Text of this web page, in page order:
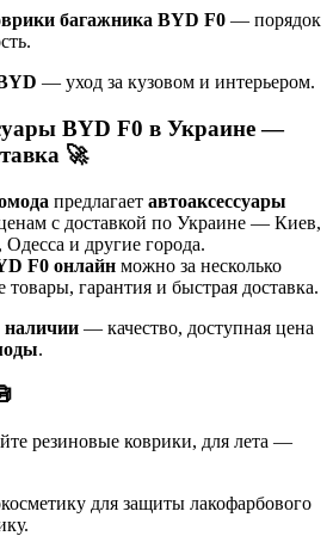
багажника BYD F0 — порядок
— уход за кузовом и интерьером.
BYD F0 в Украине —
🚀
предлагает автоаксессуары
с доставкой по Украине — Киев,
и другие города.
F0 онлайн можно за несколько
гарантия и быстрая доставка.
наличии — качество, доступная цена
.
резиновые коврики, для лета —
для защиты лакофарбового